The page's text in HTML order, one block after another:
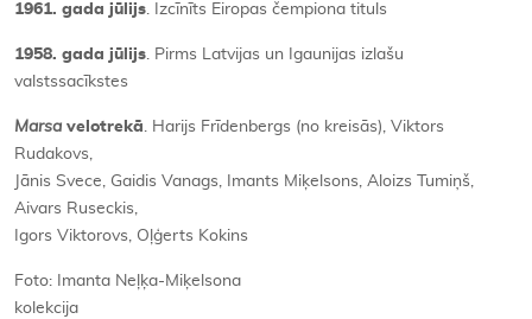
1961. gada jūlijs. Izcīnīts Eiropas čempiona tituls
1958. gada jūlijs. Pirms Latvijas un Igaunijas izlašu
valstssacīkstes
Marsa velotrekā. Harijs Frīdenbergs (no kreisās), Viktors
Rudakovs,
Jānis Svece, Gaidis Vanags, Imants Miķelsons, Aloizs Tumiņš,
Aivars Ruseckis,
Igors Viktorovs, Oļģerts Kokins
Foto: Imanta Neļķa-Miķelsona
kolekcija